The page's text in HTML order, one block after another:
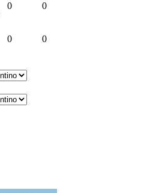
0 0
0 0